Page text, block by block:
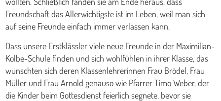
Freundschaft das Allerwichtigste ist im Leben, weil man sich
auf seine Freunde einfach immer verlassen kann.
Dass unsere Erstklässler viele neue Freunde in der Maximilian-
Kolbe-Schule finden und sich wohlfühlen in ihrer Klasse, das
wünschten sich deren Klassenlehrerinnen Frau Brödel, Frau
Müller und Frau Arnold genauso wie Pfarrer Timo Weber, der
die Kinder beim Gottesdienst feierlich segnete, bevor sie